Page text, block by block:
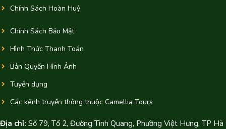
Chính Sách Hoàn Huỷ
Chính Sách Bảo Mật
Hình Thức Thanh Toán
Bản Quyền Hình Ảnh
Tuyển dụng
Các kênh truyền thông thuộc Camellia Tours
Địa chỉ: Số 79, Tổ 2, Đường Tình Quang, Phường Việt Hưng, TP Hà